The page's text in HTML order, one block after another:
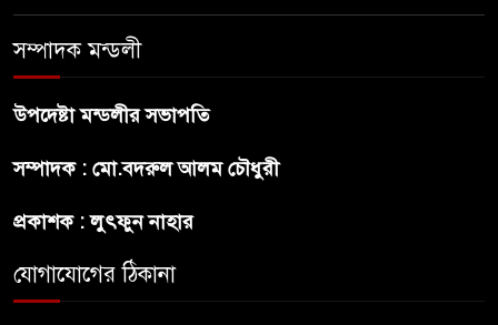
ট্রাম্পের ৪০ কোটি ডলারের ‘বলরুম
সম্পাদক মন্ডলী
উপদেষ্টা মন্ডলীর সভাপতি
সম্পাদক : মো.বদরুল আলম চৌধুরী
প্রকাশক : লুৎফুন নাহার
যোগাযোগের ঠিকানা